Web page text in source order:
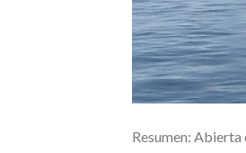
Resumen: